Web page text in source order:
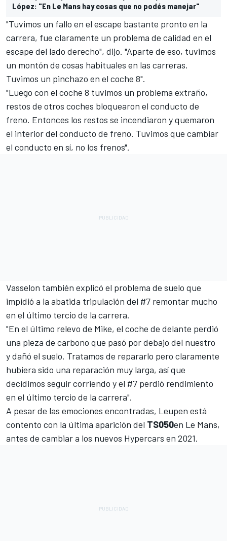
López: "En Le Mans hay cosas que no podés manejar"
"Tuvimos un fallo en el escape bastante pronto en la
carrera, fue claramente un problema de calidad en el
escape del lado derecho", dijo. "Aparte de eso, tuvimos
un montón de cosas habituales en las carreras.
Tuvimos un pinchazo en el coche 8".
"Luego con el coche 8 tuvimos un problema extraño,
restos de otros coches bloquearon el conducto de
freno. Entonces los restos se incendiaron y quemaron
el interior del conducto de freno. Tuvimos que cambiar
el conducto en sí, no los frenos".
Vasselon también explicó el problema de suelo que
impidió a la abatida tripulación del #7 remontar mucho
en el último tercio de la carrera.
"En el último relevo de Mike, el coche de delante perdió
una pieza de carbono que pasó por debajo del nuestro
y dañó el suelo. Tratamos de repararlo pero claramente
hubiera sido una reparación muy larga, así que
decidimos seguir corriendo y el #7 perdió rendimiento
en el último tercio de la carrera".
A pesar de las emociones encontradas, Leupen está
contento con la última aparición del TS050en Le Mans,
antes de cambiar a los nuevos Hypercars en 2021.